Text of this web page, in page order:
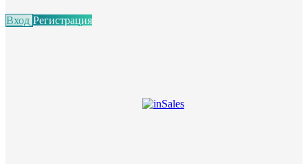
Вход Регистрация